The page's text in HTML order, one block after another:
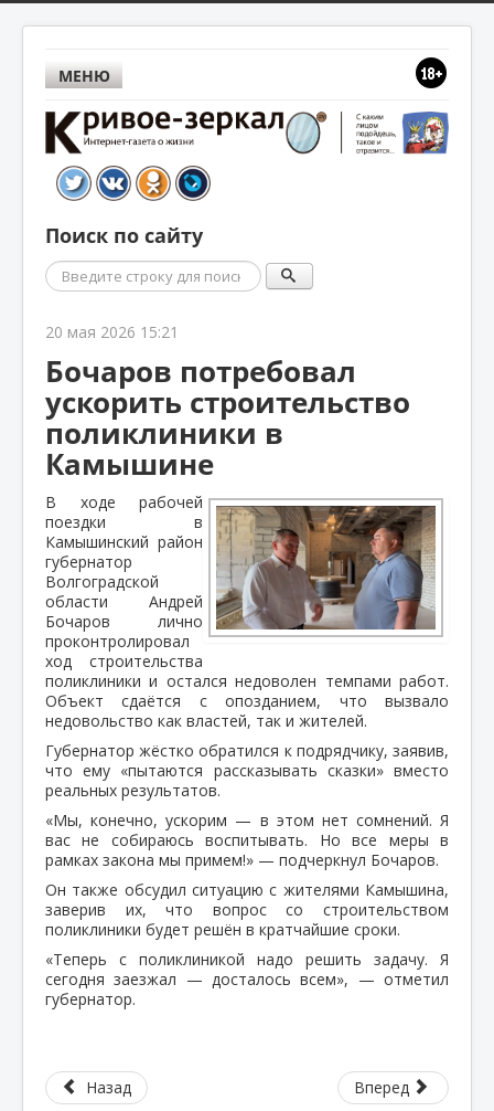
МЕНЮ
Поиск по сайту
Поиск
20 мая 2026 15:21
Бочаров потребовал
ускорить строительство
поликлиники в
Камышине
В ходе рабочей
поездки в
Камышинский район
губернатор
Волгоградской
области Андрей
Бочаров лично
проконтролировал
ход строительства
поликлиники и остался недоволен темпами работ.
Объект сдаётся с опозданием, что вызвало
недовольство как властей, так и жителей.
Губернатор жёстко обратился к подрядчику, заявив,
что ему «пытаются рассказывать сказки» вместо
реальных результатов.
«Мы, конечно, ускорим — в этом нет сомнений. Я
вас не собираюсь воспитывать. Но все меры в
рамках закона мы примем!» — подчеркнул Бочаров.
Он также обсудил ситуацию с жителями Камышина,
заверив их, что вопрос со строительством
поликлиники будет решён в кратчайшие сроки.
«Теперь с поликлиникой надо решить задачу. Я
сегодня заезжал — досталось всем», — отметил
губернатор.
Назад Вперед